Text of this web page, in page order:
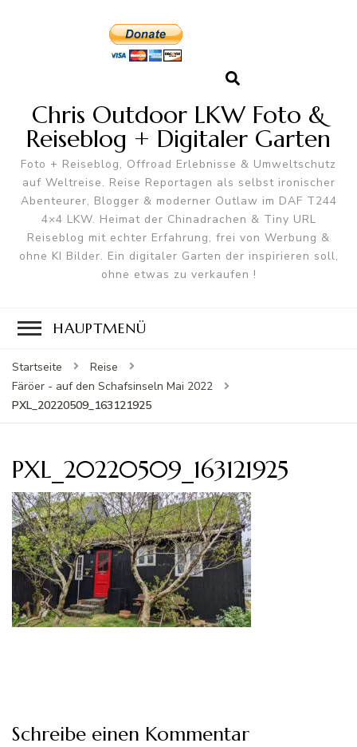
Chris Outdoor LKW Foto &
Reiseblog + Digitaler Garten
Foto + Reiseblog, Offroad Erlebnisse & Umweltschutz
auf Weltreise. Reise Reportagen als selbst ironischer
Abenteurer, Blogger & moderner Outlaw im DAF T244
4×4 LKW. Heimat der Chinadrachen & Tiny URL
Reiseblog mit echter Erfahrung, frei von Werbung &
ohne KI Bilder. Ein digitaler Garten der inspirieren soll,
ohne etwas zu verkaufen !
HAUPTMENÜ
Startseite
Reise
Färöer - auf den Schafsinseln Mai 2022
PXL_20220509_163121925
PXL_20220509_163121925
Schreibe einen Kommentar